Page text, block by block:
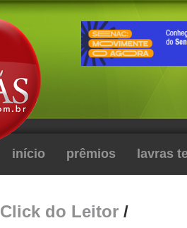
início prêmios lavras
Click do Leitor /